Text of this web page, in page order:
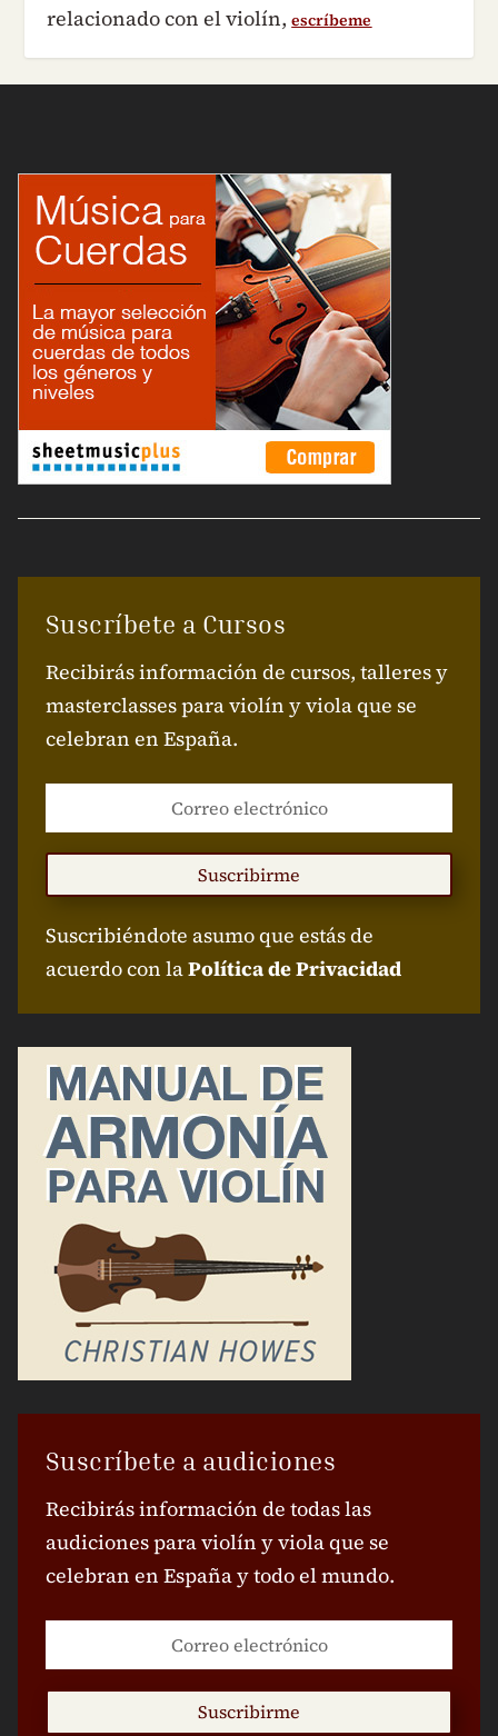
relacionado con el violín,escríbeme
Suscríbete a Cursos
Recibirás información de cursos, talleres y
masterclasses para violín y viola que se
celebran en España.
Suscribirme
Suscribiéndote asumo que estás de
acuerdo con laPolítica de Privacidad
Suscríbete a audiciones
Recibirás información de todas las
audiciones para violín y viola que se
celebran en España y todo el mundo.
Suscribirme